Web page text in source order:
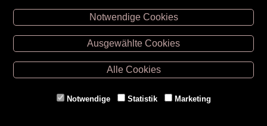
Unsere Öffnungszeiten
Retz -02942/20433
Hollabrunn -02952/30057
Eggenburg -02984/3836
Gmünd -
Notwendige Cookies
Ausgewählte Cookies
Alle Cookies
Notwendige Statistik Marketing